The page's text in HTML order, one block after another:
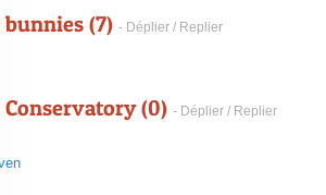
(7) - Déplier / Replier
(0) - Déplier / Replier